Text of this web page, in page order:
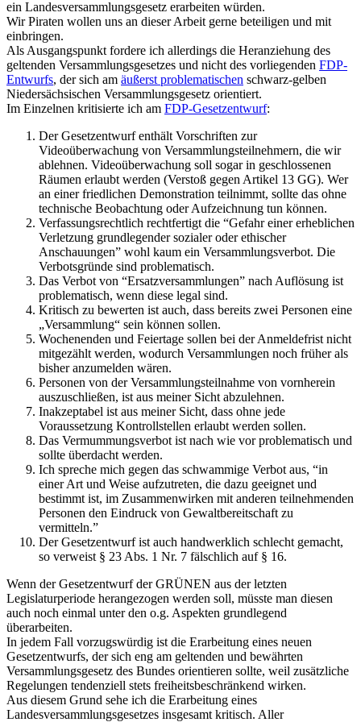
ein Landesversammlungsgesetz erarbeiten würden.
Wir Piraten wollen uns an dieser Arbeit gerne beteiligen und mit
einbringen.
Als Ausgangspunkt fordere ich allerdings die Heranziehung des
geltenden Versammlungsgesetzes und nicht des vorliegenden FDP-
Entwurfs, der sich am äußerst problematischen schwarz-gelben
Niedersächsischen Versammlungsgesetz orientiert.
Im Einzelnen kritisierte ich am FDP-Gesetzentwurf:
Der Gesetzentwurf enthält Vorschriften zur
Videoüberwachung von Versammlungsteilnehmern, die wir
ablehnen. Videoüberwachung soll sogar in geschlossenen
Räumen erlaubt werden (Verstoß gegen Artikel 13 GG). Wer
an einer friedlichen Demonstration teilnimmt, sollte das ohne
technische Beobachtung oder Aufzeichnung tun können.
Verfassungsrechtlich rechtfertigt die “Gefahr einer erheblichen
Verletzung grundlegender sozialer oder ethischer
Anschauungen” wohl kaum ein Versammlungsverbot. Die
Verbotsgründe sind problematisch.
Das Verbot von “Ersatzversammlungen” nach Auflösung ist
problematisch, wenn diese legal sind.
Kritisch zu bewerten ist auch, dass bereits zwei Personen eine
„Versammlung“ sein können sollen.
Wochenenden und Feiertage sollen bei der Anmeldefrist nicht
mitgezählt werden, wodurch Versammlungen noch früher als
bisher anzumelden wären.
Personen von der Versammlungsteilnahme von vornherein
auszuschließen, ist aus meiner Sicht abzulehnen.
Inakzeptabel ist aus meiner Sicht, dass ohne jede
Voraussetzung Kontrollstellen erlaubt werden sollen.
Das Vermummungsverbot ist nach wie vor problematisch und
sollte überdacht werden.
Ich spreche mich gegen das schwammige Verbot aus, “in
einer Art und Weise aufzutreten, die dazu geeignet und
bestimmt ist, im Zusammenwirken mit anderen teilnehmenden
Personen den Eindruck von Gewaltbereitschaft zu
vermitteln.”
Der Gesetzentwurf ist auch handwerklich schlecht gemacht,
so verweist § 23 Abs. 1 Nr. 7 fälschlich auf § 16.
Wenn der Gesetzentwurf der GRÜNEN aus der letzten
Legislaturperiode herangezogen werden soll, müsste man diesen
auch noch einmal unter den o.g. Aspekten grundlegend
überarbeiten.
In jedem Fall vorzugswürdig ist die Erarbeitung eines neuen
Gesetzentwurfs, der sich eng am geltenden und bewährten
Versammlungsgesetz des Bundes orientieren sollte, weil zusätzliche
Regelungen tendenziell stets freiheitsbeschränkend wirken.
Aus diesem Grund sehe ich die Erarbeitung eines
Landesversammlungsgesetzes insgesamt kritisch. Aller